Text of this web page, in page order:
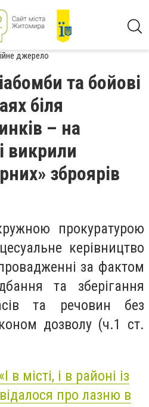
джерело
та бойові
біля
– на
зброярів
прокуратурою
керівництво
за фактом
та зберігання
та речовин без
дозволу (ч.1 ст.
в місті, і в районі із
про лазню в